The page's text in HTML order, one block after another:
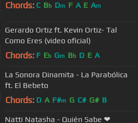
Chords: C Bb Dm F A E Am
Gerardo Ortiz ft. Kevin Ortiz- Tal
Como Eres (video oficial)
Chords: F Eb Gm Bb D E A
La Sonora Dinamita - La Parabólica
ft. El Bebeto
Chords: D A F#m G C# G# B
Natti Natasha - Quién Sabe ❤